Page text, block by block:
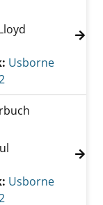
Usborne
Usborne